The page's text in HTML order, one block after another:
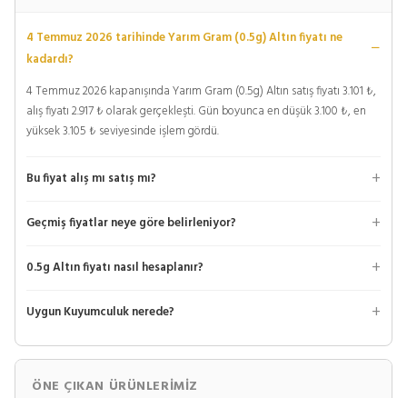
4 Temmuz 2026 tarihinde Yarım Gram (0.5g) Altın fiyatı ne
kadardı?
4 Temmuz 2026 kapanışında Yarım Gram (0.5g) Altın satış fiyatı 3.101 ₺,
alış fiyatı 2.917 ₺ olarak gerçekleşti. Gün boyunca en düşük 3.100 ₺, en
yüksek 3.105 ₺ seviyesinde işlem gördü.
Bu fiyat alış mı satış mı?
Geçmiş fiyatlar neye göre belirleniyor?
0.5g Altın fiyatı nasıl hesaplanır?
Uygun Kuyumculuk nerede?
ÖNE ÇIKAN ÜRÜNLERIMIZ